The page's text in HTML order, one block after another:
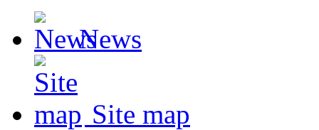
News
Site map